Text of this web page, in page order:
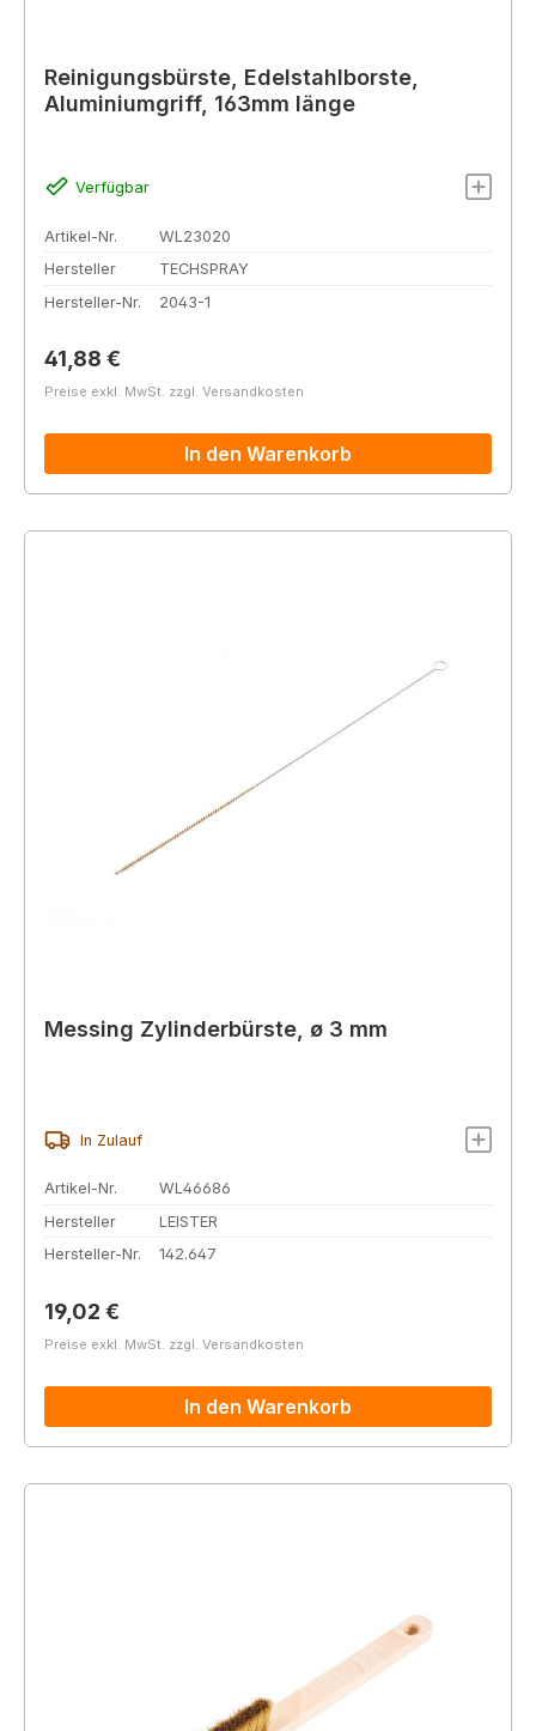
Reinigungsbürste, Edelstahlborste,
Aluminiumgriff, 163mm länge
Verfügbar
Artikel-Nr.
WL23020
Hersteller
TECHSPRAY
Hersteller-Nr.
2043-1
Regulärer Preis:
41,88 €
Preise exkl. MwSt. zzgl. Versandkosten
In den Warenkorb
Messing Zylinderbürste, ø 3 mm
In Zulauf
Artikel-Nr.
WL46686
Hersteller
LEISTER
Hersteller-Nr.
142.647
Regulärer Preis:
19,02 €
Preise exkl. MwSt. zzgl. Versandkosten
In den Warenkorb